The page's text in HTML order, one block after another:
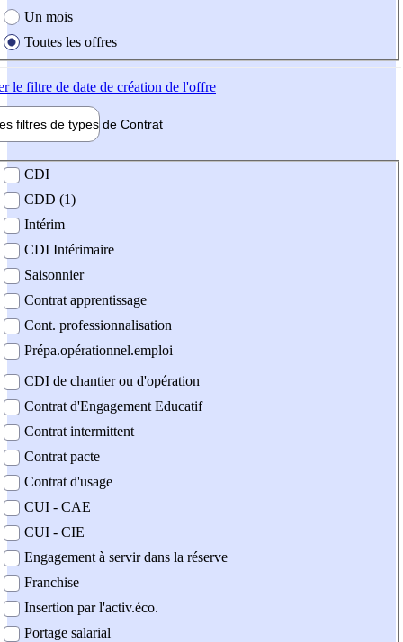
Un mois
Toutes les offres
le filtre de date de création de l'offre
filtres de types de Contrat
contrat
CDI
CDD (1)
Intérim
CDI Intérimaire
Saisonnier
Contrat apprentissage
Cont. professionnalisation
Prépa.opérationnel.emploi
CDI de chantier ou d'opération
Contrat d'Engagement Educatif
Contrat intermittent
Contrat pacte
Contrat d'usage
CUI - CAE
CUI - CIE
Engagement à servir dans la réserve
Franchise
Insertion par l'activ.éco.
Portage salarial